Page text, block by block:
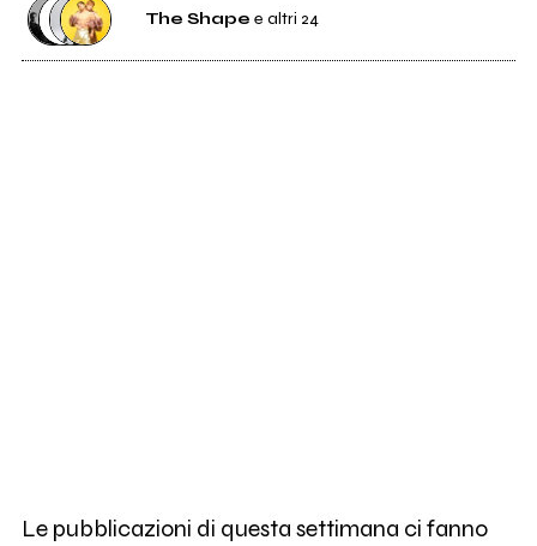
The Shape e altri 24
Le pubblicazioni di questa settimana ci fanno